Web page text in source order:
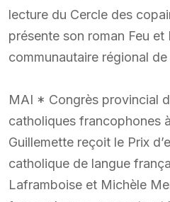
lecture du Cercle des
présente son roman Feu et
communautaire régional
MAI * Congrès provincial
catholiques francophones
Guillemette reçoit le Prix
catholique de langue
Laframboise et Michèle